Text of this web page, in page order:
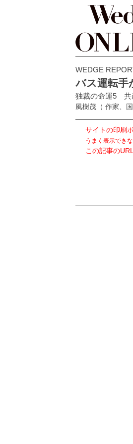
WEDGE
バス運転手
独裁の命運5 共
風樹茂 （ 作家、
サイトの印刷
うまく表示でき
この記事のURL